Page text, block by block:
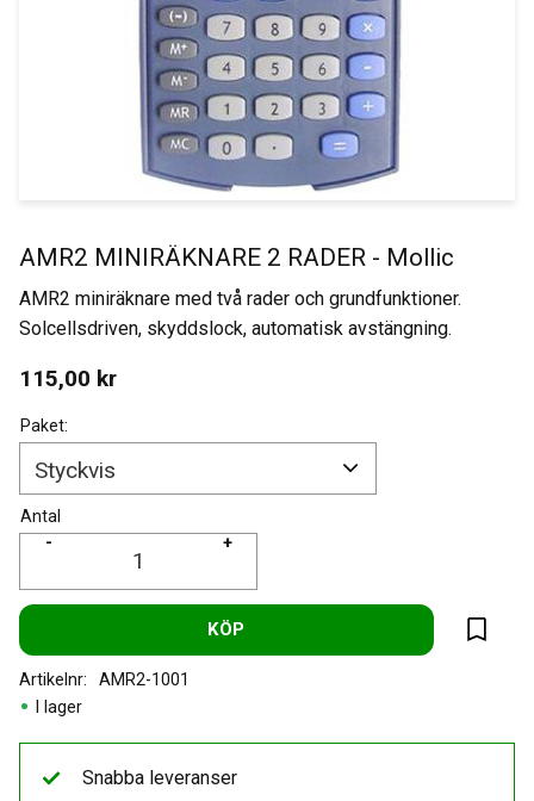
AMR2 MINIRÄKNARE 2 RADER - Mollic
AMR2 miniräknare med två rader och grundfunktioner.
Solcellsdriven, skyddslock, automatisk avstängning.
115,00 kr
Paket:
Antal
+
-
KÖP
Lägg
I lager
Artikelnr AMR2-1001
Snabba leveranser